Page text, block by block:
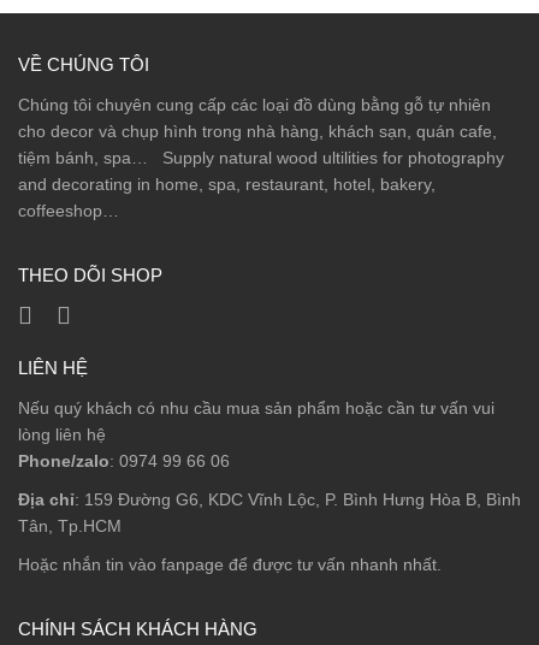
VỀ CHÚNG TÔI
Chúng tôi chuyên cung cấp các loại đồ dùng bằng gỗ tự nhiên
cho decor và chụp hình trong nhà hàng, khách sạn, quán cafe,
tiệm bánh, spa… Supply natural wood ultilities for photography
and decorating in home, spa, restaurant, hotel, bakery,
coffeeshop…
THEO DÕI SHOP
LIÊN HỆ
Nếu quý khách có nhu cầu mua sản phẩm hoặc cần tư vấn vui
lòng liên hệ
Phone/zalo: 0974 99 66 06
Địa chỉ: 159 Đường G6, KDC Vĩnh Lộc, P. Bình Hưng Hòa B, Bình
Tân, Tp.HCM
Hoặc nhắn tin vào fanpage để được tư vấn nhanh nhất.
CHÍNH SÁCH KHÁCH HÀNG